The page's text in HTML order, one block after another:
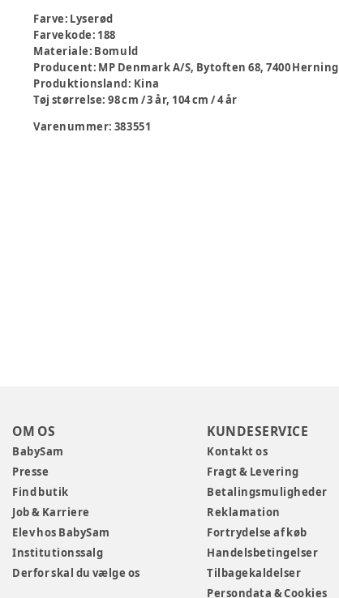
Farve: Lyserød
Farvekode: 188
Materiale: Bomuld
Producent: MP Denmark A/S, Bytoften 68, 7400
Produktionsland: Kina
Tøj størrelse:98 cm / 3 år, 104 cm / 4 år
Varenummer: 383551
OM OS
BabySam
Presse
Find butik
Job & Karriere
Elev hos BabySam
Institutionssalg
Derfor skal du vælge os
KUNDESERVICE
Kontakt os
Fragt & Levering
Betalingsmuligheder
Reklamation
Fortrydelse af køb
Handelsbetingelser
Tilbagekaldelser
Persondata & Cookies